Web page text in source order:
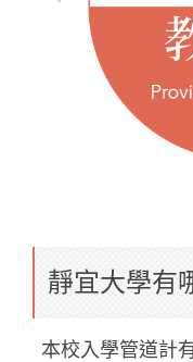
靜宜大學有
本校入學管道計